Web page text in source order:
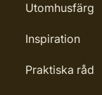
Utomhusfärg
Inspiration
Praktiska råd